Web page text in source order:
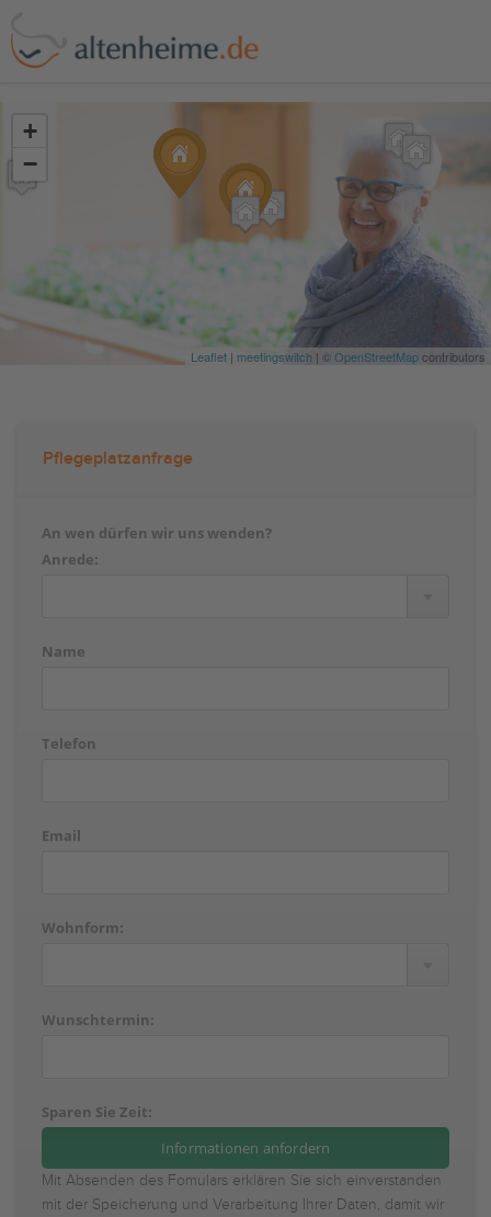
+
−
Leaflet | meetingswitch | ©OpenStreetMapcontributors
Pflegeplatzanfrage
An wen dürfen wir uns wenden?
Anrede:
Name
Telefon
Email
Wohnform:
Wunschtermin:
Sparen Sie Zeit:
Mit Absenden des Fomulars erklären Sie sich einverstanden
mit der Speicherung und Verarbeitung Ihrer Daten, damit wir